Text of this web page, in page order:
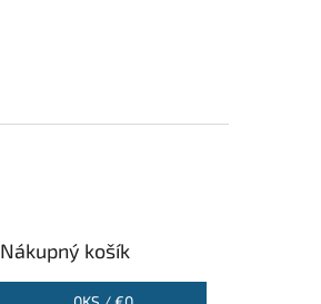
Nákupný košík